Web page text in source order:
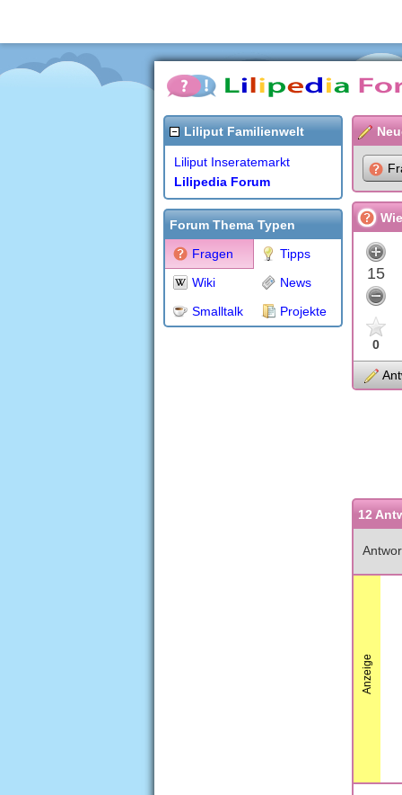
Liliput Familienwelt
Liliput Inseratemarkt
Lilipedia Forum
Forum Thema Typen
Fragen
Tipps
Wiki
News
Smalltalk
Projekte
15
0
12
Anzeige